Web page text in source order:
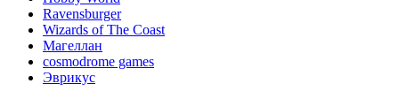
Ravensburger
Wizards of The Coast
Магеллан
сosmodrome games
Эврикус